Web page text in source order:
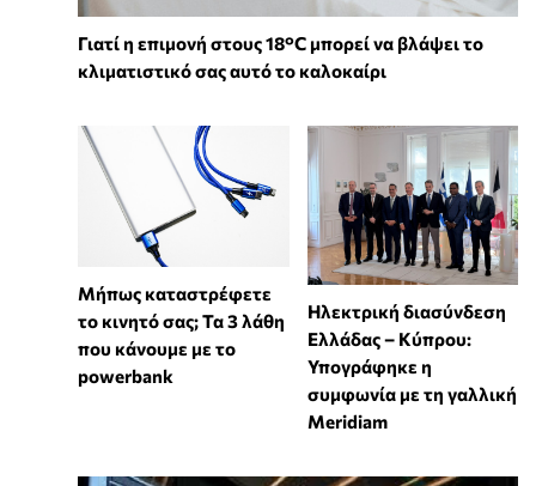
Γιατί η επιμονή στους 18°C μπορεί να βλάψει το
κλιματιστικό σας αυτό το καλοκαίρι
Μήπως καταστρέφετε
το κινητό σας; Τα 3 λάθη
που κάνουμε με το
powerbank
Ηλεκτρική διασύνδεση
Ελλάδας – Κύπρου:
Υπογράφηκε η
συμφωνία με τη γαλλική
Meridiam